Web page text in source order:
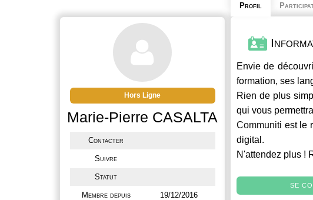
Hors Ligne
Marie-Pierre CASALTA
Contacter
Suivre
Statut
Membre depuis 19/12/2016
Profil
Envie de
formation, ses
Rien de plus
qui vous
Communiti est le
digital.
N'attendez plus !
SE